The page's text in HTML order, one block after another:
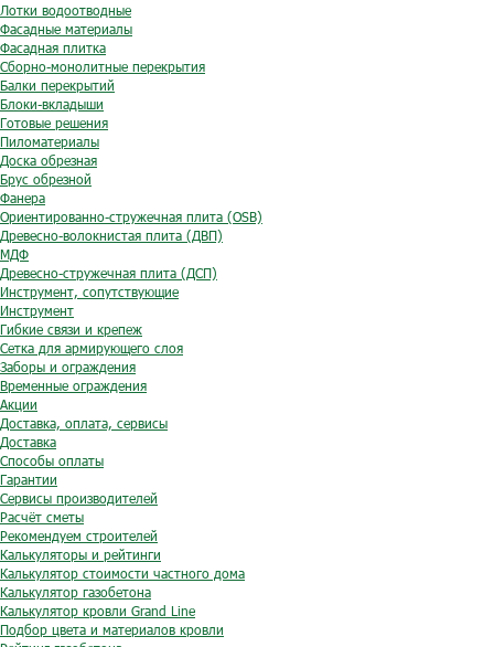
Лотки водоотводные
Фасадные материалы
Фасадная плитка
Сборно-монолитные перекрытия
Балки перекрытий
Блоки-вкладыши
Готовые решения
Пиломатериалы
Доска обрезная
Брус обрезной
Фанера
Ориентированно-стружечная плита (OSB)
Древесно-волокнистая плита (ДВП)
МДФ
Древесно-стружечная плита (ДСП)
Инструмент, сопутствующие
Инструмент
Гибкие связи и крепеж
Сетка для армирующего слоя
Заборы и ограждения
Временные ограждения
Акции
Доставка, оплата, сервисы
Доставка
Способы оплаты
Гарантии
Сервисы производителей
Расчёт сметы
Рекомендуем строителей
Калькуляторы и рейтинги
Калькулятор стоимости частного дома
Калькулятор газобетона
Калькулятор кровли Grand Line
Подбор цвета и материалов кровли